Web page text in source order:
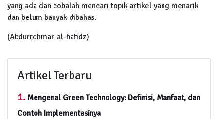
yang ada dan cobalah mencari topik artikel yang menarik
dan belum banyak dibahas.
(Abdurrohman al-hafidz)
Artikel Terbaru
1. Mengenal Green Technology: Definisi, Manfaat, dan
Contoh Implementasinya